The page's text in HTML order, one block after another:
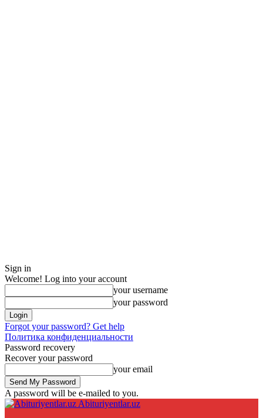
Sign in
Welcome! Log into your account
your username
your password
Forgot your password? Get help
Политика конфиденциальности
Password recovery
Recover your password
your email
A password will be e-mailed to you.
Abituriyentlar.uz